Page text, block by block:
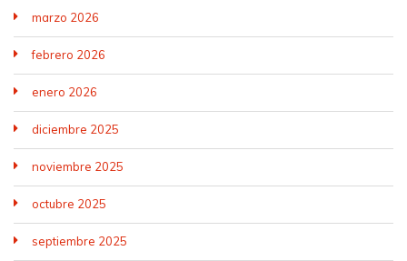
marzo 2026
febrero 2026
enero 2026
diciembre 2025
noviembre 2025
octubre 2025
septiembre 2025